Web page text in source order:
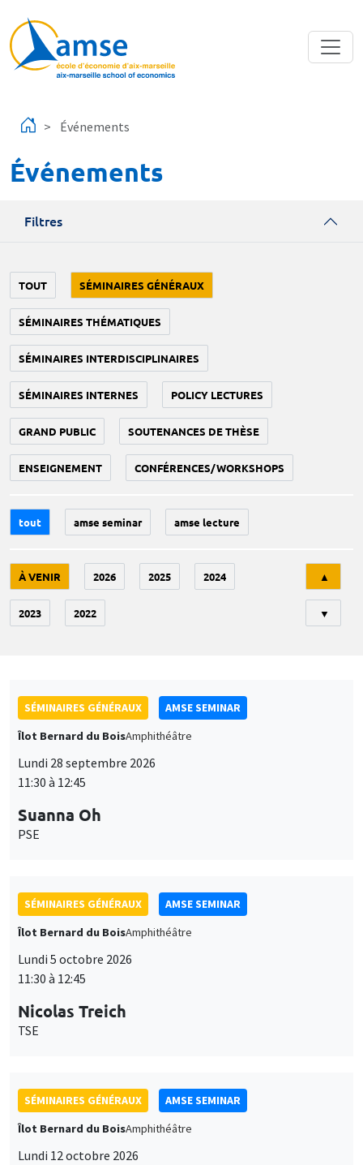
Événements
Événements
Filtres
TOUT SÉMINAIRES GÉNÉRAUX
SÉMINAIRES THÉMATIQUES
SÉMINAIRES INTERDISCIPLINAIRES
SÉMINAIRES INTERNES POLICY LECTURES
GRAND PUBLIC SOUTENANCES DE THÈSE
ENSEIGNEMENT CONFÉRENCES/WORKSHOPS
tout amse seminar amse lecture
À VENIR 2026 2025 2024
2023 2022
▲
▼
SÉMINAIRES GÉNÉRAUX
AMSE SEMINAR
Îlot Bernard du BoisAmphithéâtre
Lundi 28 septembre 2026
11:30 à 12:45
Suanna Oh
PSE
SÉMINAIRES GÉNÉRAUX
AMSE SEMINAR
Îlot Bernard du BoisAmphithéâtre
Lundi 5 octobre 2026
11:30 à 12:45
Nicolas Treich
TSE
SÉMINAIRES GÉNÉRAUX
AMSE SEMINAR
Îlot Bernard du BoisAmphithéâtre
Lundi 12 octobre 2026